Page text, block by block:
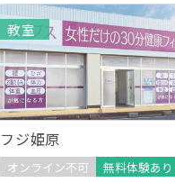
教室
フジ姫原
オンライン不可
無料体験あり